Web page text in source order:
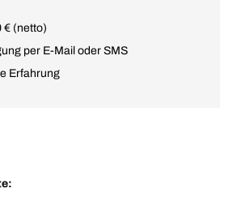
€ (netto)
per E-Mail oder SMS
Erfahrung